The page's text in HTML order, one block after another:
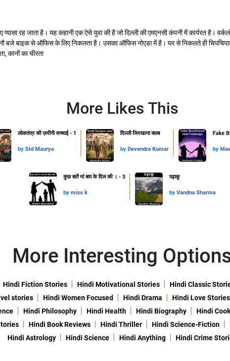
प्यासा रह जाता है। यह कहानी एक ऐसे युवा की है जो दिल्ली की एमएनसी कंपनी में कार्यरत है।
बजे बाइक से ऑफिस के लिए निकलता है। उसका ऑफिस नोएडा में है। घर से निकलते ही
कानों का चीरता
More Likes This
लोकतंत्र की ज़मीनी सच्चाई - 1
by Std Maurya
दिल्ली जिमखाना क्लब
by Devendra Kumar
Fake
by
कुछ बातें मां बाप के दिल की । - 3
by miss k
पढ़ाकू
by Vandna Sharma
More Interesting
Hindi Fiction Stories Hindi Motivational Stories Hindi Classic
stories Hindi Women Focused Hindi Drama Hindi Love Stories
Hindi Philosophy Hindi Health Hindi Biography Hindi
Hindi Book Reviews Hindi Thriller Hindi Science-Fiction
Hindi Astrology
Hindi Science Hindi Anything Hindi Crime